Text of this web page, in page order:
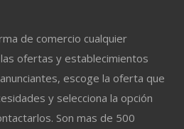
de comercio cualquier
ofertas y establecimientos
escoge la oferta que
y selecciona la opción
Son mas de 500